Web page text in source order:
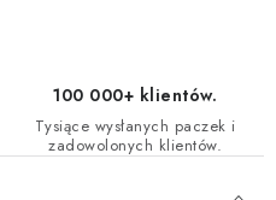
100 000+ klientów.
Tysiące wysłanych paczek i
zadowolonych klientów.